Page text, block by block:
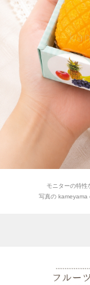
モニターの特性
写真の kameyama